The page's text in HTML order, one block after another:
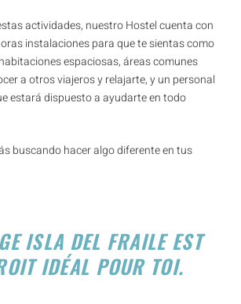
actividades, nuestro Hostel cuenta con
instalaciones para que te sientas como
espaciosas, áreas comunes
a otros viajeros y relajarte, y un personal
estará dispuesto a ayudarte en todo
buscando hacer algo diferente en tus
ISLA DEL FRAILE EST
IDÉAL POUR TOI.